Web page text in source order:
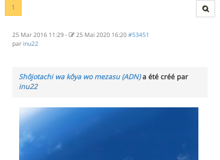
1
25 Mar 2016 11:29- 25 Mai 2020 16:20#53451
par inu22
Shôjotachi wa kôya wo mezasu (ADN)a été créé par
inu22